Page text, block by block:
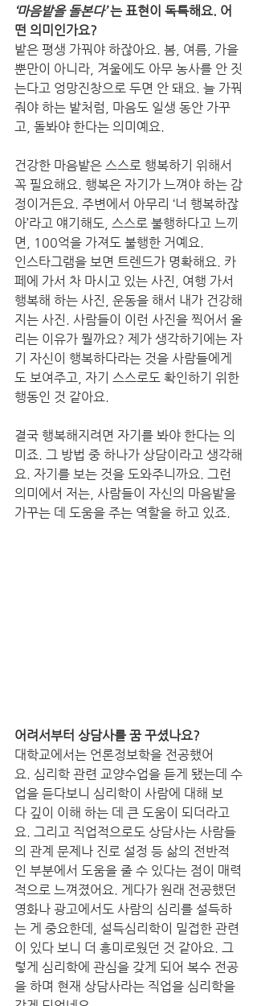
‘마음밭을 돌본다’ 는 표현이 독특해요. 어
떤 의미인가요?
밭은 평생 가꿔야 하잖아요. 봄, 여름, 가을
뿐만이 아니라, 겨울에도 아무 농사를 안 짓
는다고 엉망진창으로 두면 안 돼요. 늘 가꿔
줘야 하는 밭처럼, 마음도 일생 동안 가꾸
고, 돌봐야 한다는 의미예요.
건강한 마음밭은 스스로 행복하기 위해서
꼭 필요해요. 행복은 자기가 느껴야 하는 감
정이거든요. 주변에서 아무리 ‘너 행복하잖
아’라고 얘기해도, 스스로 불행하다고 느끼
면, 100억을 가져도 불행한 거예요.
인스타그램을 보면 트렌드가 명확해요. 카
페에 가서 차 마시고 있는 사진, 여행 가서
행복해 하는 사진, 운동을 해서 내가 건강해
지는 사진. 사람들이 이런 사진을 찍어서 올
리는 이유가 뭘까요? 제가 생각하기에는 자
기 자신이 행복하다라는 것을 사람들에게
도 보여주고, 자기 스스로도 확인하기 위한
행동인 것 같아요.
결국 행복해지려면 자기를 봐야 한다는 의
미죠. 그 방법 중 하나가 상담이라고 생각해
요. 자기를 보는 것을 도와주니까요. 그런
의미에서 저는, 사람들이 자신의 마음밭을
가꾸는 데 도움을 주는 역할을 하고 있죠.
어려서부터 상담사를 꿈 꾸셨나요?
대학교에서는 언론정보학을 전공했어
요. 심리학 관련 교양수업을 듣게 됐는데 수
업을 듣다보니 심리학이 사람에 대해 보
다 깊이 이해 하는 데 큰 도움이 되더라고
요. 그리고 직업적으로도 상담사는 사람들
의 관계 문제나 진로 설정 등 삶의 전반적
인 부분에서 도움을 줄 수 있다는 점이 매력
적으로 느껴졌어요. 게다가 원래 전공했던
영화나 광고에서도 사람의 심리를 설득하
는 게 중요한데, 설득심리학이 밀접한 관련
이 있다 보니 더 흥미로웠던 것 같아요. 그
렇게 심리학에 관심을 갖게 되어 복수 전공
을 하며 현재 상담사라는 직업을 심리학을